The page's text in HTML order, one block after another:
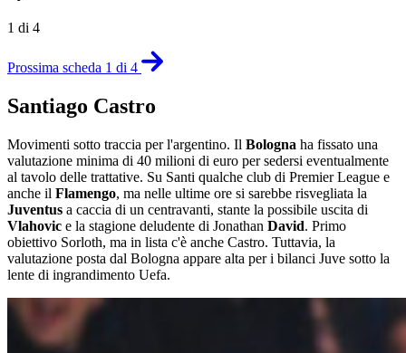
1 di 4
Prossima scheda 1 di 4
Santiago Castro
Movimenti sotto traccia per l'argentino. Il Bologna ha fissato una
valutazione minima di 40 milioni di euro per sedersi eventualmente
al tavolo delle trattative. Su Santi qualche club di Premier League e
anche il Flamengo, ma nelle ultime ore si sarebbe risvegliata la
Juventus a caccia di un centravanti, stante la possibile uscita di
Vlahovic e la stagione deludente di Jonathan David. Primo
obiettivo Sorloth, ma in lista c'è anche Castro. Tuttavia, la
valutazione posta dal Bologna appare alta per i bilanci Juve sotto la
lente di ingrandimento Uefa.